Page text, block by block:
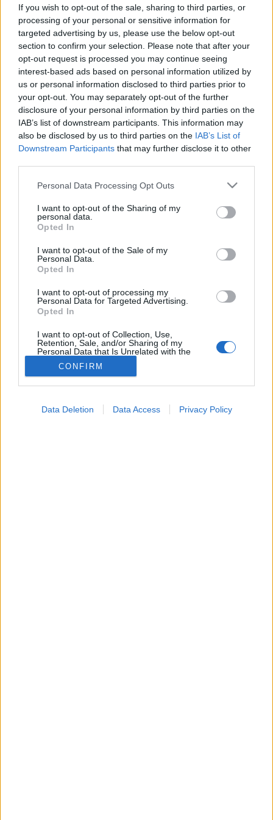
If you wish to opt-out of the sale, sharing to third parties, or
processing of your personal or sensitive information for
targeted advertising by us, please use the below opt-out
section to confirm your selection. Please note that after your
opt-out request is processed you may continue seeing
interest-based ads based on personal information utilized by
us or personal information disclosed to third parties prior to
your opt-out. You may separately opt-out of the further
disclosure of your personal information by third parties on the
IAB’s list of downstream participants. This information may
also be disclosed by us to third parties on the IAB’s List of
Downstream Participants that may further disclose it to other
Please note that this website/app uses one or more Google
not limited to your visit or usage behaviour. You may click to
grant or deny consent to Google and its third-party tags to
use your data for below specified purposes in below Google
consent section.
Personal Data Processing Opt Outs
I want to opt-out of the Sharing of my
personal data.
Opted In
I want to opt-out of the Sale of my
Personal Data.
Opted In
I want to opt-out of processing my
Personal Data for Targeted Advertising.
Opted In
I want to opt-out of Collection, Use,
Retention, Sale, and/or Sharing of my
Personal Data that Is Unrelated with the
Purposes for which it was collected.
Opted Out
CONFIRM
Data Deletion Data Access Privacy Policy
Betegségek
2024. december 21. 22:04